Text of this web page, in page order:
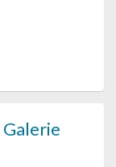
Galerie